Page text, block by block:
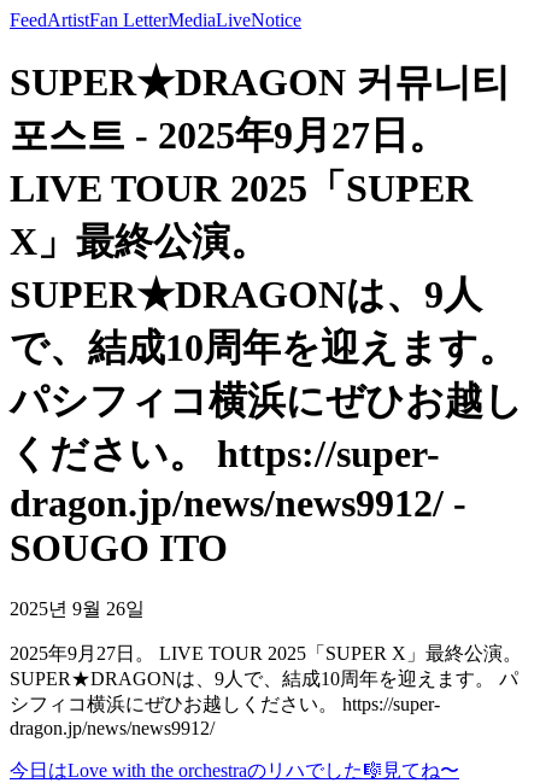
FeedArtistFan LetterMediaLiveNotice
SUPER★DRAGON 커뮤니티
포스트 - 2025年9月27日。
LIVE TOUR 2025「SUPER
X」最終公演。
SUPER★DRAGONは、9人
で、結成10周年を迎えます。
パシフィコ横浜にぜひお越し
ください。 https://super-
dragon.jp/news/news9912/ -
SOUGO ITO
2025년 9월 26일
2025年9月27日。 LIVE TOUR 2025「SUPER X」最終公演。
SUPER★DRAGONは、9人で、結成10周年を迎えます。 パ
シフィコ横浜にぜひお越しください。 https://super-
dragon.jp/news/news9912/
今日はLove with the orchestraのリハでした🎼 見てね〜